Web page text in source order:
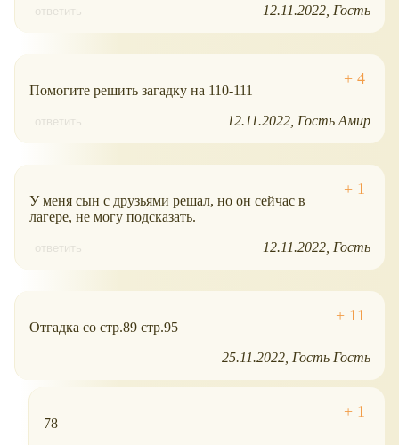
ответить 12.11.2022 Гость
Помогите решить загадку на 110-111
ответить 12.11.2022 Гость Амир
У меня сын с друзьями решал, но он сейчас в
лагере, не могу подсказать.
ответить 12.11.2022 Гость
Отгадка со стр.89 стр.95
25.11.2022 Гость Гость
78